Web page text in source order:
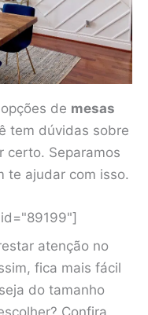
de mesas
tem dúvidas sobre
certo. Separamos
te ajudar com isso.
atenção no
fica mais fácil
do tamanho